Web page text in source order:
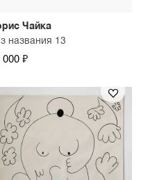
Чайка
названия 13
000 ₽